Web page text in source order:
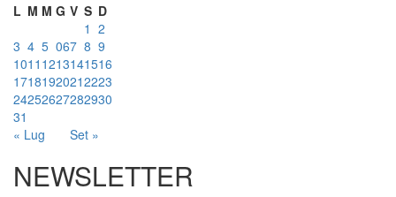
L M M G V S D
« Lug Set »
1 2
3 4 5 067 8 9
1011 1213141516
17181920212223
24252627282930
31
NEWSLETTER